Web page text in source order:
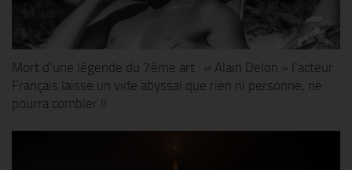
Mort d’une légende du 7ème art : « Alain Delon » l’acteur
Français laisse un vide abyssal que rien ni personne, ne
pourra combler !!